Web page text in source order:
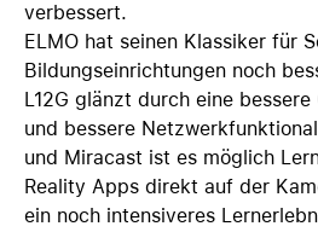
verbessert.
ELMO hat seinen Klassiker für
Bildungseinrichtungen noch
L­12G glänzt durch eine
und bessere
und Miracast ist es möglich
Reality Apps direkt auf der
ein noch intensiveres